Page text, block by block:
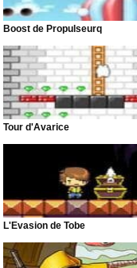
Boost de Propulseurq
Tour d'Avarice
L'Évasion de Tobe